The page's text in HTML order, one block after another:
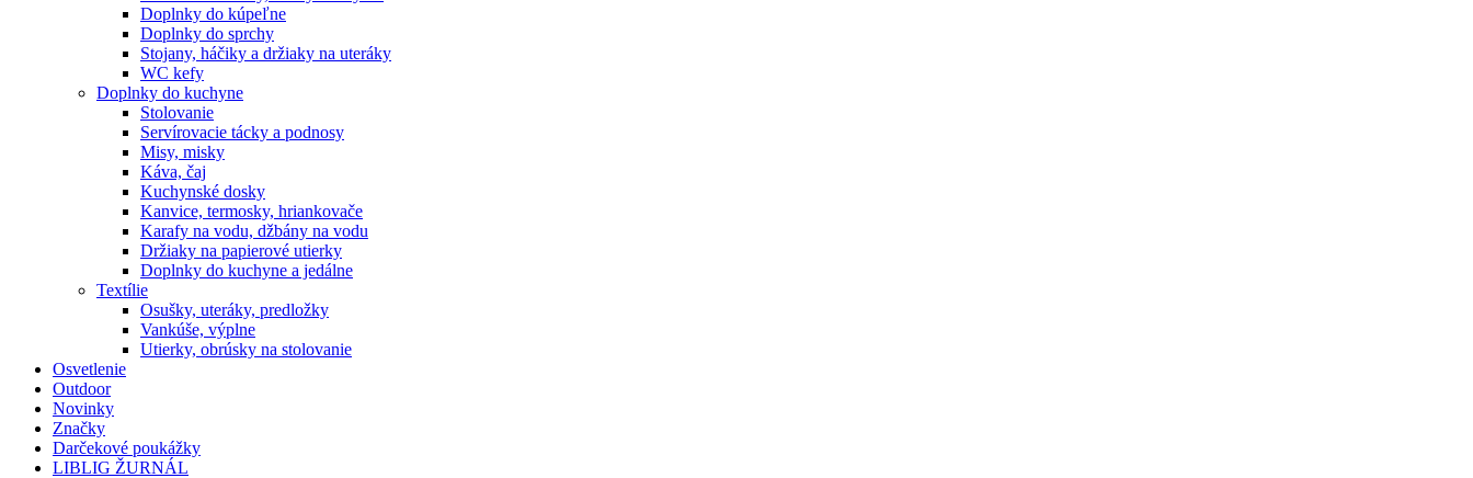
Doplnky do kúpeľne
Doplnky do sprchy
Stojany, háčiky a držiaky na uteráky
WC kefy
Doplnky do kuchyne
Stolovanie
Servírovacie tácky a podnosy
Misy, misky
Káva, čaj
Kuchynské dosky
Kanvice, termosky, hriankovače
Karafy na vodu, džbány na vodu
Držiaky na papierové utierky
Doplnky do kuchyne a jedálne
Textílie
Osušky, uteráky, predložky
Vankúše, výplne
Utierky, obrúsky na stolovanie
Osvetlenie
Outdoor
Novinky
Značky
Darčekové poukážky
LIBLIG ŽURNÁL